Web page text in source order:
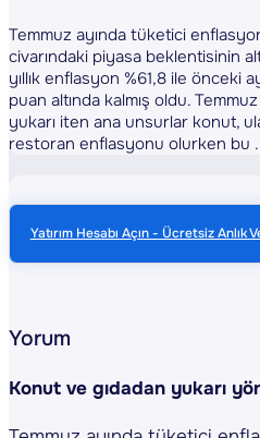
Temmuz ayında tüketici
civarındaki piyasa beklentisinin
yıllık enflasyon %61,8 ile önceki
puan altında kalmış oldu.
yukarı iten ana unsurlar konut,
restoran enflasyonu olurken bu
Yatırım Hesabı Açın - Ücretsiz Anlık
Yorum
Konut ve gıdadan yukarı